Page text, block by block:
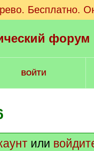
Бесплатно.
ВОЙТИ
или